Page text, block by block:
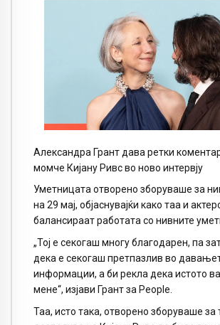
Александра Грант дава ретки
момче Кијану Ривс во ново интервју
Уметницата отворено зборуваше за
на 29 мај, објаснувајќи како таа и
балансираат работата со нивните
„Тој е секогаш многу благодарен, па
дека е секогаш претпазлив во
информации, а би рекла дека истото
мене“, изјави Грант за People.
Таа, исто така, отворено зборуваше за